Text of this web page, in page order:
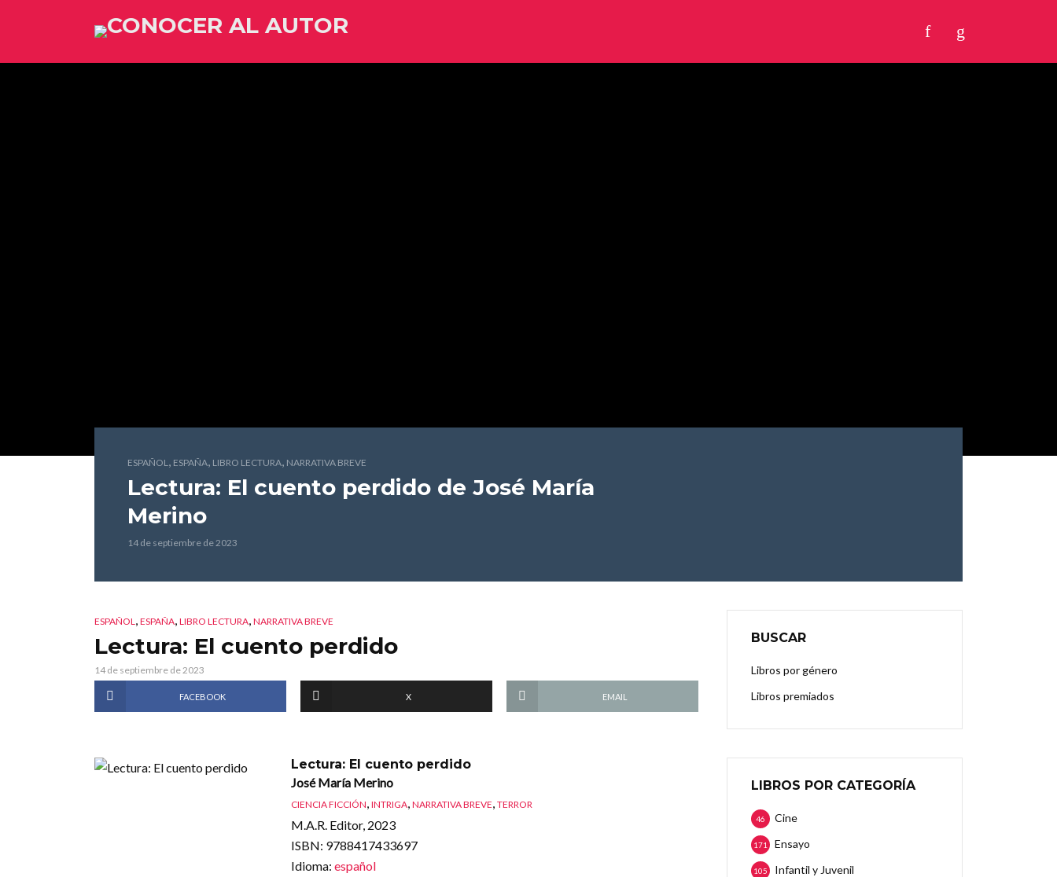
ESPAÑOL, ESPAÑA, LIBRO LECTURA, NARRATIVA BREVE
Lectura: El cuento perdido de José María
Merino
14 de septiembre de 2023
ESPAÑOL, ESPAÑA, LIBRO LECTURA, NARRATIVA BREVE
Lectura: El cuento perdido
14 de septiembre de 2023
FACEBOOK X EMAIL
Lectura: El cuento perdido
José María Merino
CIENCIA FICCIÓN, INTRIGA, NARRATIVA BREVE, TERROR
M.A.R. Editor, 2023
ISBN: 9788417433697
Idioma: español
BUSCAR
Libros por género
Libros premiados
LIBROS POR CATEGORÍA
Cine
46
Ensayo
171
Infantil y Juvenil
105